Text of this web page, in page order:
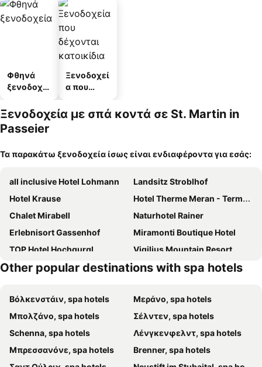
Φθηνά
ξενοδοχεί
Ξενοδοχεί
α που
κατοικίδι
Ξενοδοχεία με σπά κοντά σε St. Martin in
Passeier
Τα παρακάτω ξενοδοχεία ίσως είναι ενδιαφέροντα για εσάς:
all inclusive Hotel Lohmann
Landsitz Stroblhof
Hotel Krause
Hotel Therme Meran - Terme Merano
Chalet Mirabell
Naturhotel Rainer
Erlebnisort Gassenhof
Miramonti Boutique Hotel
TOP Hotel Hochgurgl
Vigilius Mountain Resort
Other popular destinations with spa hotels
Βόλκενστάιν, spa hotels
Μεράνο, spa hotels
Μπολζάνο, spa hotels
Σέλντεν, spa hotels
Schenna, spa hotels
Λένγκενφελντ, spa hotels
Μπρεσσανόνε, spa hotels
Brenner, spa hotels